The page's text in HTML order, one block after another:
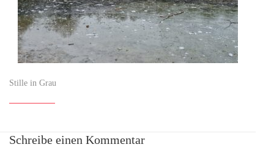
Stille in Grau
Schreibe einen Kommentar